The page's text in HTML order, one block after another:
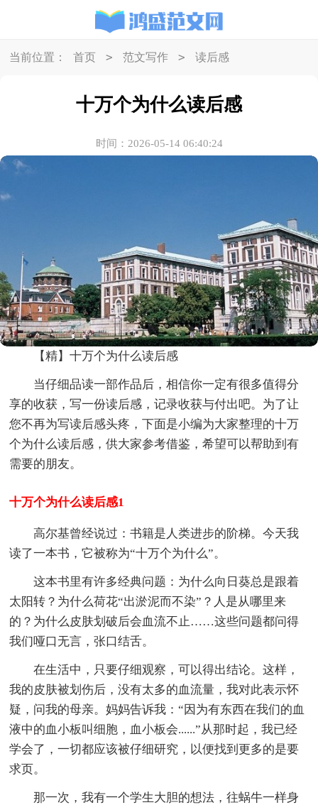
当前位置： 首页 > 范文写作 > 读后感
十万个为什么读后感
时间：2026-05-14 06:40:24
【精】十万个为什么读后感
当仔细品读一部作品后，相信你一定有很多值得分
享的收获，写一份读后感，记录收获与付出吧。为了让
您不再为写读后感头疼，下面是小编为大家整理的十万
个为什么读后感，供大家参考借鉴，希望可以帮助到有
需要的朋友。
十万个为什么读后感1
高尔基曾经说过：书籍是人类进步的阶梯。今天我
读了一本书，它被称为“十万个为什么”。
这本书里有许多经典问题：为什么向日葵总是跟着
太阳转？为什么荷花“出淤泥而不染”？人是从哪里来
的？为什么皮肤划破后会血流不止……这些问题都问得
我们哑口无言，张口结舌。
在生活中，只要仔细观察，可以得出结论。这样，
我的皮肤被划伤后，没有太多的血流量，我对此表示怀
疑，问我的母亲。妈妈告诉我：“因为有东西在我们的血
液中的血小板叫细胞，血小板会......”从那时起，我已经
学会了，一切都应该被仔细研究，以便找到更多的是要
求页。
那一次，我有一个学生大胆的想法，往蜗牛一样身